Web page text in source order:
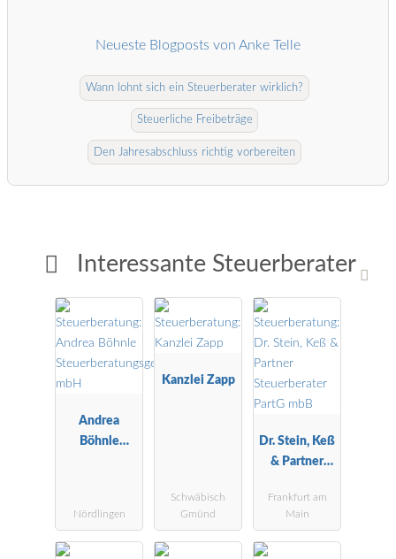
Interessante Steuerberater
Andrea
Böhnle
Nördlingen
Kanzlei Zapp
Schwäbisch
Gmünd
Dr. Stein, Keß
& Partner
PartG mbB
Frankfurt am
Main
Neueste Blogposts von Anke Telle
Wann lohnt sich ein Steuerberater wirklich?
Steuerliche Freibeträge
Den Jahresabschluss richtig vorbereiten